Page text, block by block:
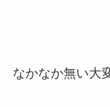
なかなか無い大